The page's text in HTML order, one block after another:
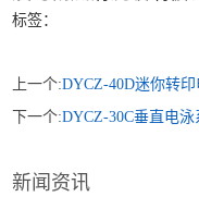
标签：
上一个:DYCZ-40D迷你转
下一个:DYCZ-30C垂直电
新闻资讯